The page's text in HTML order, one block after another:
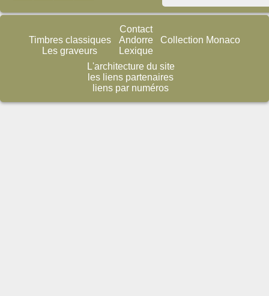
Timbres classiques
Les graveurs
Contact
Andorre
Lexique
Collection Monaco
L'architecture du site
les liens partenaires
liens par numéros